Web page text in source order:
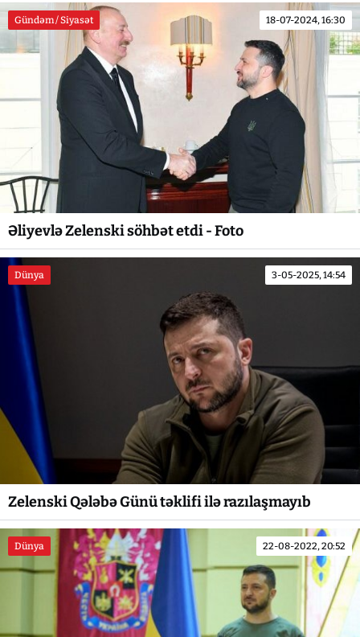
Gündəm / Siyasət 18-07-2024, 16:30
Əliyevlə Zelenski söhbət etdi - Foto
Dünya 3-05-2025, 14:54
Zelenski Qələbə Günü təklifi ilə razılaşmayıb
Dünya 22-08-2022, 20:52